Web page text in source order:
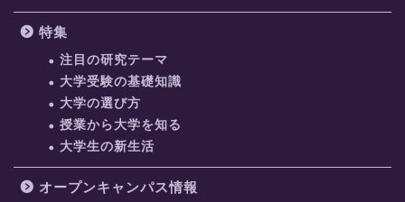
特集
注目の研究テーマ
大学受験の基礎知識
大学の選び方
授業から大学を知る
大学生の新生活
オープンキャンパス情報